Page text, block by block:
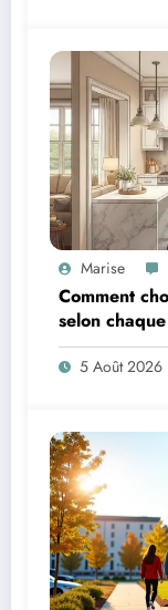
Marise
Comment
selon
5 Août 2026